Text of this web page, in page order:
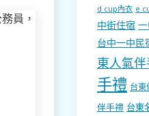
員，
d cup內衣 e
中街住宿
台中一中民
東人氣
手禮 台東
伴手禮 台東